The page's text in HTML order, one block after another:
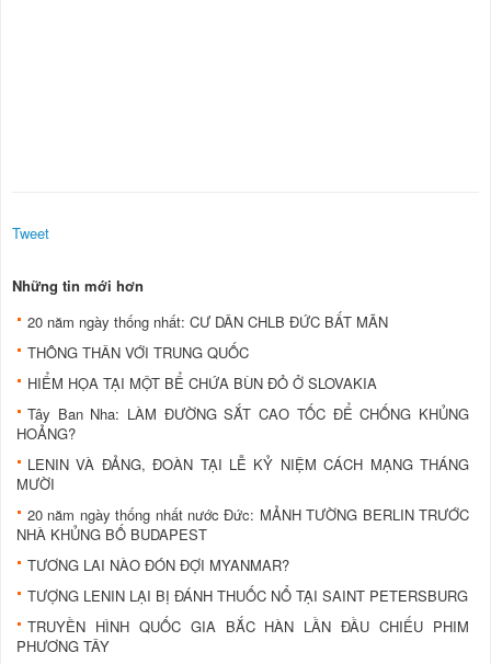
Tweet
Những tin mới hơn
20 năm ngày thống nhất: CƯ DÂN CHLB ĐỨC BẤT MÃN
THÔNG THÂN VỚI TRUNG QUỐC
HIỂM HỌA TẠI MỘT BỂ CHỨA BÙN ĐỎ Ở SLOVAKIA
Tây Ban Nha: LÀM ĐƯỜNG SẮT CAO TỐC ĐỂ CHỐNG KHỦNG
HOẢNG?
LENIN VÀ ĐẢNG, ĐOÀN TẠI LỄ KỶ NIỆM CÁCH MẠNG THÁNG
MƯỜI
20 năm ngày thống nhất nước Đức: MẢNH TƯỜNG BERLIN TRƯỚC
NHÀ KHỦNG BỐ BUDAPEST
TƯƠNG LAI NÀO ĐÓN ĐỢI MYANMAR?
TƯỢNG LENIN LẠI BỊ ĐÁNH THUỐC NỔ TẠI SAINT PETERSBURG
TRUYỀN HÌNH QUỐC GIA BẮC HÀN LẦN ĐẦU CHIẾU PHIM
PHƯƠNG TÂY